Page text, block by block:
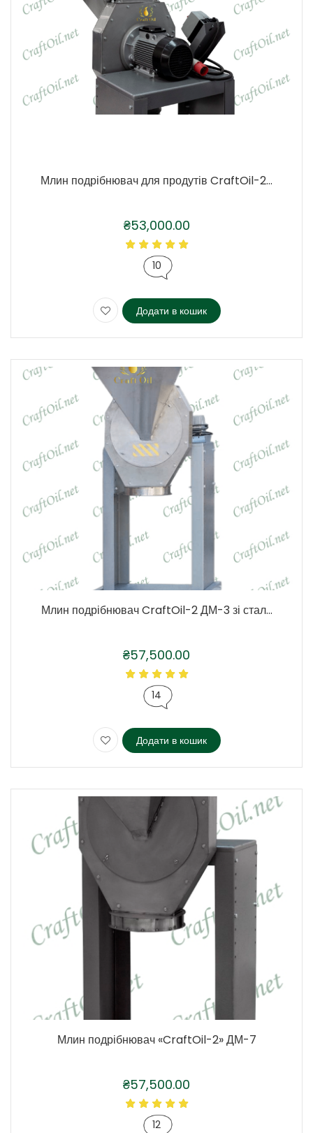
Млин подрібнювач для продутів CraftOil-2...
₴53,000.00
10
Додати в кошик
Млин подрібнювач CraftOil-2 ДМ-3 зі стал...
₴57,500.00
14
Додати в кошик
Млин подрібнювач «CraftOil-2» ДМ-7
₴57,500.00
12